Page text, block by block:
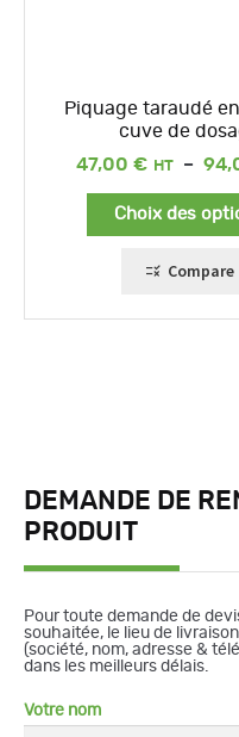
Piquage taraudé
cuve de
47,00 € –
Choix des
Compare
DEMANDE DE
PRODUIT
Pour toute demande de
souhaitée, le lieu de
(société, nom, adresse &
dans les meilleurs délais.
Votre nom